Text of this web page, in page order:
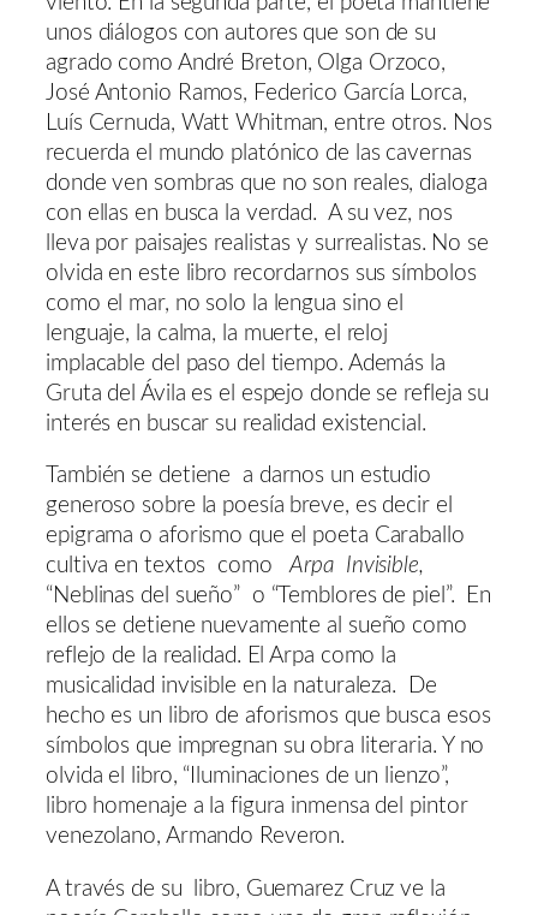
unos diálogos con autores que son de su
agrado como André Breton, Olga Orzoco,
José Antonio Ramos, Federico García Lorca,
Luís Cernuda, Watt Whitman, entre otros. Nos
recuerda el mundo platónico de las cavernas
donde ven sombras que no son reales, dialoga
con ellas en busca la verdad. A su vez, nos
lleva por paisajes realistas y surrealistas. No se
olvida en este libro recordarnos sus símbolos
como el mar, no solo la lengua sino el
lenguaje, la calma, la muerte, el reloj
implacable del paso del tiempo. Además la
Gruta del Ávila es el espejo donde se refleja su
interés en buscar su realidad existencial.
También se detiene a darnos un estudio
generoso sobre la poesía breve, es decir el
epigrama o aforismo que el poeta Caraballo
cultiva en textos comoArpa Invisible,
“Neblinas del sueño” o “Temblores de piel”. En
ellos se detiene nuevamente al sueño como
reflejo de la realidad. El Arpa como la
musicalidad invisible en la naturaleza. De
hecho es un libro de aforismos que busca esos
símbolos que impregnan su obra literaria. Y no
olvida el libro, “Iluminaciones de un lienzo”,
libro homenaje a la figura inmensa del pintor
venezolano, Armando Reveron.
A través de su libro, Guemarez Cruz ve la